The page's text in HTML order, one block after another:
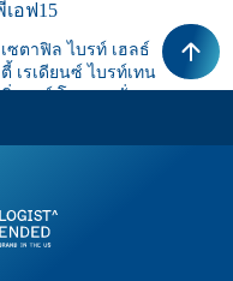
เซตาฟิล ไบรท์ เฮลธ์
ตี้ เรเดียนซ์ ไบรท์เทน
นิ่ง เดย์ โพรเทคชั่น